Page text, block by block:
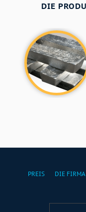
DIE
PREIS DIE FIRMA